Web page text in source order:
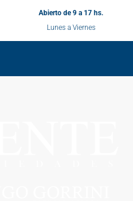
Abierto de 9 a 17 hs.
Lunes a Viernes